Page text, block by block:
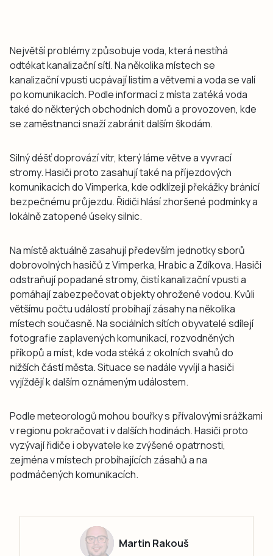
Největší problémy způsobuje voda, která nestíhá
odtékat kanalizační sítí. Na několika místech se
kanalizační vpusti ucpávají listím a větvemi a voda se valí
po komunikacích. Podle informací z místa zatéká voda
také do některých obchodních domů a provozoven, kde
se zaměstnanci snaží zabránit dalším škodám.
Silný déšť doprovází vítr, který láme větve a vyvrací
stromy. Hasiči proto zasahují také na příjezdových
komunikacích do Vimperka, kde odklízejí překážky bránící
bezpečnému průjezdu. Řidiči hlásí zhoršené podmínky a
lokálně zatopené úseky silnic.
Na místě aktuálně zasahují především jednotky sborů
dobrovolných hasičů z Vimperka, Hrabic a Zdíkova. Hasiči
odstraňují popadané stromy, čistí kanalizační vpusti a
pomáhají zabezpečovat objekty ohrožené vodou. Kvůli
většímu počtu událostí probíhají zásahy na několika
místech současně. Na sociálních sítích obyvatelé sdílejí
fotografie zaplavených komunikací, rozvodněných
příkopů a míst, kde voda stéká z okolních svahů do
nižších částí města. Situace se nadále vyvíjí a hasiči
vyjíždějí k dalším oznámeným událostem.
Podle meteorologů mohou bouřky s přívalovými srážkami
v regionu pokračovat i v dalších hodinách. Hasiči proto
vyzývají řidiče i obyvatele ke zvýšené opatrnosti,
zejména v místech probíhajících zásahů a na
podmáčených komunikacích.
Martin Rakouš